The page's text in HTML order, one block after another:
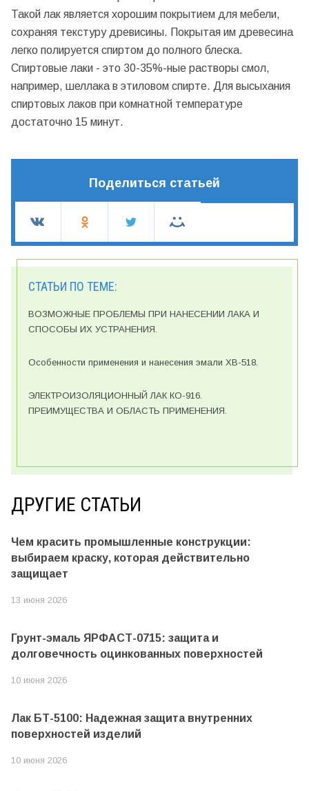
Такой лак является хорошим покрытием для мебели,
сохраняя текстуру древисины. Покрытая им древесина
легко полируется спиртом до полного блеска.
Спиртовые лаки - это 30-35%-ные растворы смол,
например, шеллака в этиловом спирте. Для высыхания
спиртовых лаков при комнатной температуре
достаточно 15 минут.
Поделиться статьей
СТАТЬИ ПО ТЕМЕ:
ВОЗМОЖНЫЕ ПРОБЛЕМЫ ПРИ НАНЕСЕНИИ ЛАКА И
СПОСОБЫ ИХ УСТРАНЕНИЯ.
Особенности применения и нанесения эмали ХВ-518.
ЭЛЕКТРОИЗОЛЯЦИОННЫЙ ЛАК КО-916.
ПРЕИМУЩЕСТВА И ОБЛАСТЬ ПРИМЕНЕНИЯ.
ДРУГИЕ СТАТЬИ
Чем красить промышленные конструкции:
выбираем краску, которая действительно
защищает
13 июня 2026
Грунт-эмаль ЯРФАСТ-0715: защита и
долговечность оцинкованных поверхностей
10 июня 2026
Лак БТ-5100: Надежная защита внутренних
поверхностей изделий
10 июня 2026